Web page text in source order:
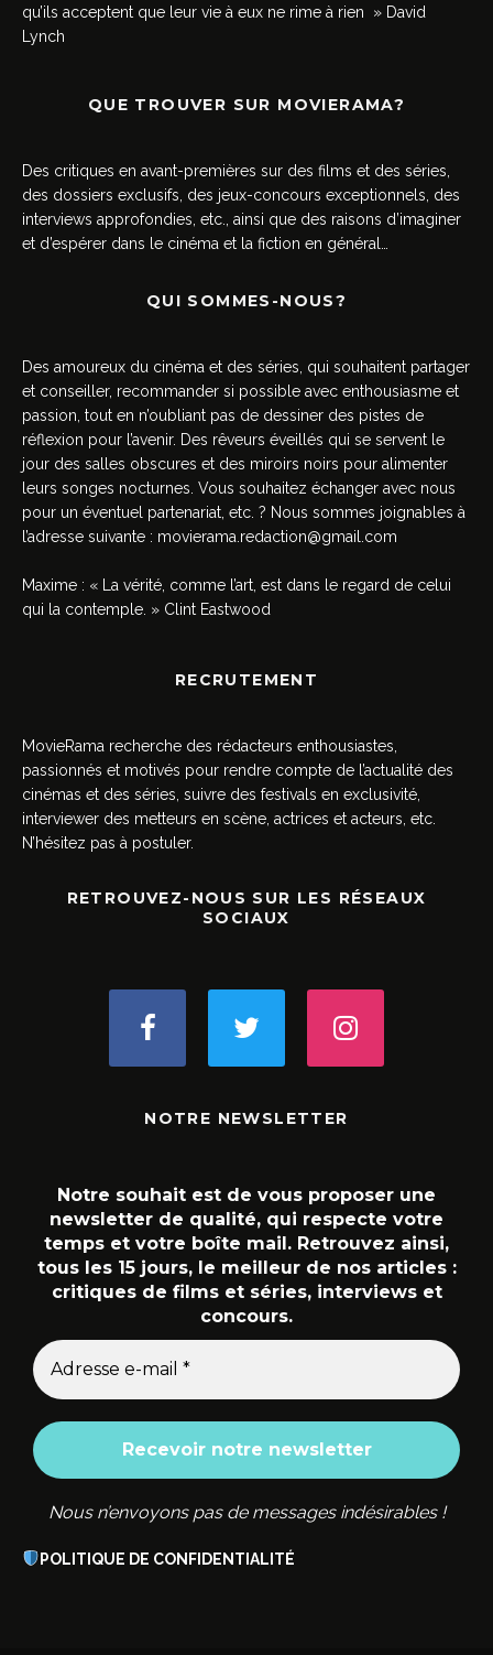
qu’ils acceptent que leur vie à eux ne rime à rien » David
Lynch
QUE TROUVER SUR MOVIERAMA?
Des critiques en avant-premières sur des films et des séries,
des dossiers exclusifs, des jeux-concours exceptionnels, des
interviews approfondies, etc., ainsi que des raisons d’imaginer
et d’espérer dans le cinéma et la fiction en général…
QUI SOMMES-NOUS?
Des amoureux du cinéma et des séries, qui souhaitent partager
et conseiller, recommander si possible avec enthousiasme et
passion, tout en n’oubliant pas de dessiner des pistes de
réflexion pour l’avenir. Des rêveurs éveillés qui se servent le
jour des salles obscures et des miroirs noirs pour alimenter
leurs songes nocturnes. Vous souhaitez échanger avec nous
pour un éventuel partenariat, etc. ? Nous sommes joignables à
l’adresse suivante : movierama.redaction@gmail.com
Maxime : « La vérité, comme l’art, est dans le regard de celui
qui la contemple. » Clint Eastwood
RECRUTEMENT
MovieRama recherche des rédacteurs enthousiastes,
passionnés et motivés pour rendre compte de l’actualité des
cinémas et des séries, suivre des festivals en exclusivité,
interviewer des metteurs en scène, actrices et acteurs, etc.
N’hésitez pas à postuler.
RETROUVEZ-NOUS SUR LES RÉSEAUX
SOCIAUX
NOTRE NEWSLETTER
Notre souhait est de vous proposer une
newsletter de qualité, qui respecte votre
temps et votre boîte mail. Retrouvez ainsi,
tous les 15 jours, le meilleur de nos articles :
critiques de films et séries, interviews et
concours.
Nous n’envoyons pas de messages indésirables !
POLITIQUE DE CONFIDENTIALITÉ